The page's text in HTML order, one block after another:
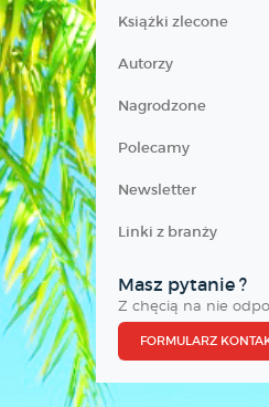
Książki zlecone
Autorzy
Nagrodzone
Polecamy
Newsletter
Linki z branży
Masz pytanie ?
Z chęcią na nie
FORMULARZ